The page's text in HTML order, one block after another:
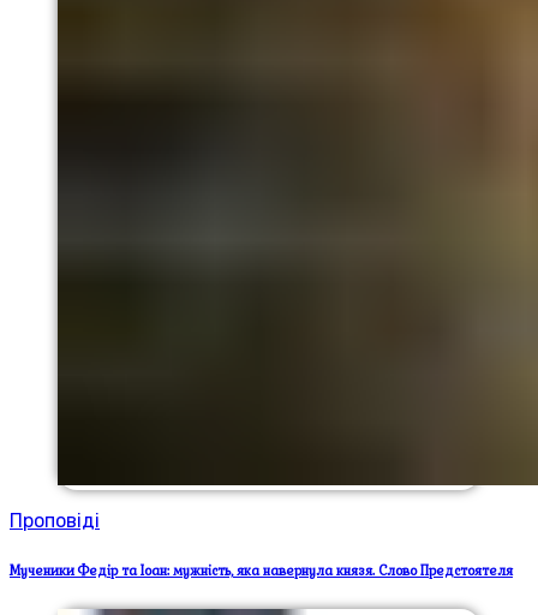
Проповіді
Мученики Федір та Іоан: мужність, яка навернула князя. Слово Предстоятеля